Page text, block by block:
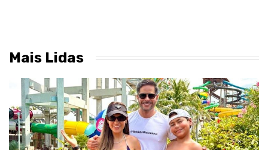
Mais Lidas